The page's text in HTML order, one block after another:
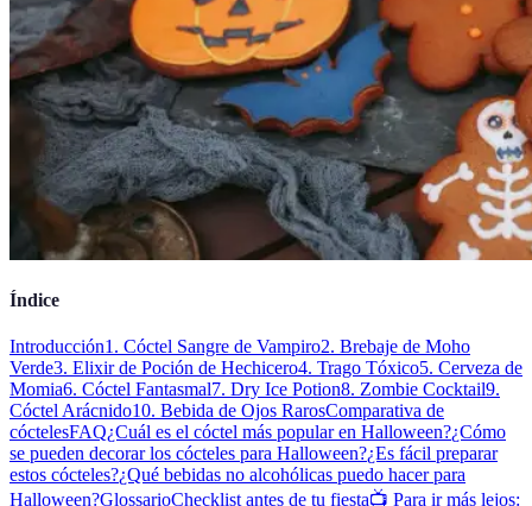
Índice
Introducción1. Cóctel Sangre de Vampiro2. Brebaje de Moho
Verde3. Elixir de Poción de Hechicero4. Trago Tóxico5. Cerveza de
Momia6. Cóctel Fantasmal7. Dry Ice Potion8. Zombie Cocktail9.
Cóctel Arácnido10. Bebida de Ojos RarosComparativa de
cóctelesFAQ¿Cuál es el cóctel más popular en Halloween?¿Cómo
se pueden decorar los cócteles para Halloween?¿Es fácil preparar
estos cócteles?¿Qué bebidas no alcohólicas puedo hacer para
Halloween?GlossarioChecklist antes de tu fiesta📺 Para ir más lejos: